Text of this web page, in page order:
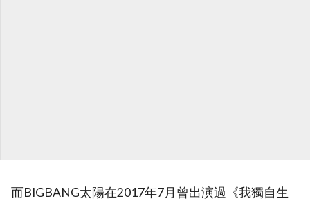
而BIGBANG太陽在2017年7月曾出演過《我獨自生